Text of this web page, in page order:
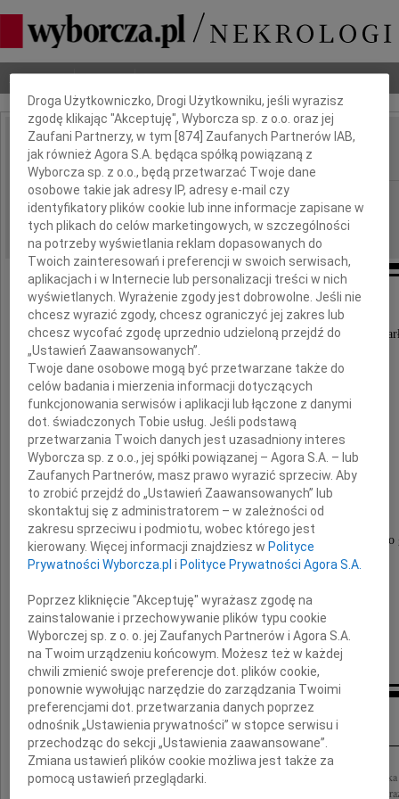
Nekrologi Odeszli Poradnik pogrzebowy
IMIĘ I NAZWISKO: Antoni Pieniążek
REGION: Lublin
DATA EMISJI: 29.05.2020
Z głębokim żalem zawiadamiamy,
że dnia 25 maja 2020 roku, w wieku 80 lat
Prof. Dr
Antoni Pieniążek
Msza Święta Żałobna odprawiona zostanie
dnia 29 maja 2020 roku o godzinie 12.00
w kaplicy cmentarnej przy ulicy Lipowej,
po której nastąpi złożenie Drogiego nam Zmarłego do
O czym zawiadamia pogrążona w bólu
Rodzina
Kondolencje
Z głębokim żalem i smutkiem żegnamy Pana Profesora dr. hab. Antoniego
wspaniałego, życzliwego Człowieka Rodzinie i Bliskim składamy najszczersze
Dbamy o Twoją prywatność
Droga Użytkowniczko, Drogi Użytkowniku, jeśli wyrazisz
zgodę klikając "Akceptuję", Wyborcza sp. z o.o. oraz jej
Zaufani Partnerzy, w tym [874 ] Zaufanych Partnerów IAB,
jak również Agora S.A. będąca spółką powiązaną z
Wyborcza sp. z o.o., będą przetwarzać Twoje dane
osobowe takie jak adresy IP, adresy e-mail czy
identyfikatory plików cookie lub inne informacje zapisane w
tych plikach do celów marketingowych, w szczególności
na potrzeby wyświetlania reklam dopasowanych do
Twoich zainteresowań i preferencji w swoich serwisach,
aplikacjach i w Internecie lub personalizacji treści w nich
wyświetlanych. Wyrażenie zgody jest dobrowolne. Jeśli nie
chcesz wyrazić zgody, chcesz ograniczyć jej zakres lub
chcesz wycofać zgodę uprzednio udzieloną przejdź do
„Ustawień Zaawansowanych”.
Twoje dane osobowe mogą być przetwarzane także do
celów badania i mierzenia informacji dotyczących
funkcjonowania serwisów i aplikacji lub łączone z danymi
dot. świadczonych Tobie usług. Jeśli podstawą
przetwarzania Twoich danych jest uzasadniony interes
Wyborcza sp. z o.o., jej spółki powiązanej – Agora S.A. – lub
Zaufanych Partnerów, masz prawo wyrazić sprzeciw. Aby
to zrobić przejdź do „Ustawień Zaawansowanych” lub
skontaktuj się z administratorem – w zależności od
zakresu sprzeciwu i podmiotu, wobec którego jest
kierowany. Więcej informacji znajdziesz w Polityce
Prywatności Wyborcza.pl i Polityce Prywatności Agora S.A.
Poprzez kliknięcie "Akceptuję" wyrażasz zgodę na
zainstalowanie i przechowywanie plików typu cookie
Wyborczej sp. z o. o. jej Zaufanych Partnerów i Agora S.A.
na Twoim urządzeniu końcowym. Możesz też w każdej
chwili zmienić swoje preferencje dot. plików cookie,
ponownie wywołując narzędzie do zarządzania Twoimi
preferencjami dot. przetwarzania danych poprzez
odnośnik „Ustawienia prywatności” w stopce serwisu i
przechodząc do sekcji „Ustawienia zaawansowane”.
Zmiana ustawień plików cookie możliwa jest także za
pomocą ustawień przeglądarki.